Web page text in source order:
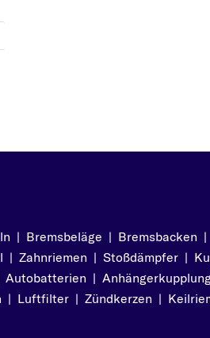
| Bremsbeläge | Bremsbacken |
| Zahnriemen | Stoßdämpfer |
Autobatterien |
| Luftfilter | Zündkerzen |